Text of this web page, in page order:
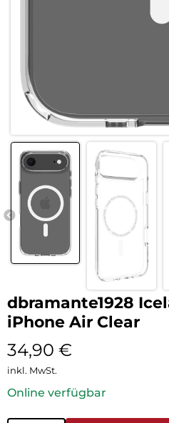
dbramante1928
iPhone Air Clear
34,90 €
inkl. MwSt.
Online verfügbar